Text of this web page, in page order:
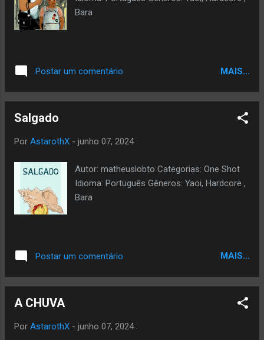
Bara
Postar um comentário MAIS...
Salgado
Por AstarothX - junho 07, 2024
Autor: matheuslobto Categorias: One Shot
Idioma: Português Gêneros: Yaoi, Hardcore ,
Bara
Postar um comentário MAIS...
A CHUVA
Por AstarothX - junho 07, 2024